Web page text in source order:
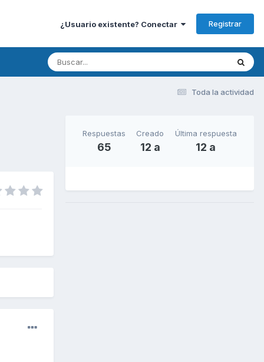
¿Usuario existente? Conectar Registrar
Toda la actividad
Respuestas
65
Creado
12 a
Última respuesta
12 a